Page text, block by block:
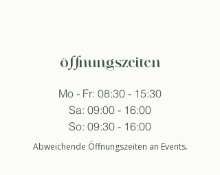
öffnungszeiten
Mo - Fr: 08:30 - 15:30
Sa: 09:00 - 16:00
So: 09:30 - 16:00
Abweichende Öffnungszeiten an Events.